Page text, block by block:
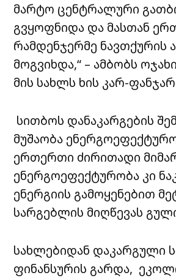
მარტო ცენტრალური
გვყოფნიდა და მასთან
რამდენჯერმე ნავთქურის
მოგვიხდა,“ – ამბობს
მის სახლს ხის კარ-
სითბოს დანაკარგების
მუშაობა
ერთერთი ძირითადი
ენერგოეფექტურობა კი
ენერგიის გამოყენებით
სარგებლის მიღწევას
სახლებიდან დაკარგული
ფინანსურის გარდა,